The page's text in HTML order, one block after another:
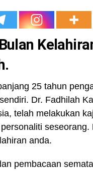
.
25 tahun
Dr. Fadhilah
telah melakukan
anda.
pembacaan